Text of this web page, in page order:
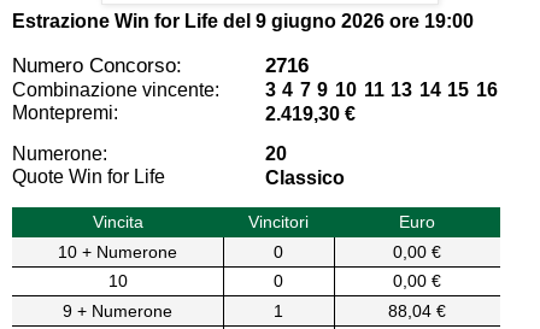
Estrazione Win for Life del 9 giugno 2026 ore 19:00
Numero Concorso: 2716
Combinazione vincente:
3 4 7 9 10 11 13 14 15 16
Montepremi:
2.419,30 €
Numerone:
20
Quote Win for Life
Classico
Vincita Vincitori
Euro
10 + Numerone
0
0,00 €
10
0
0,00 €
9 + Numerone
1
88,04 €